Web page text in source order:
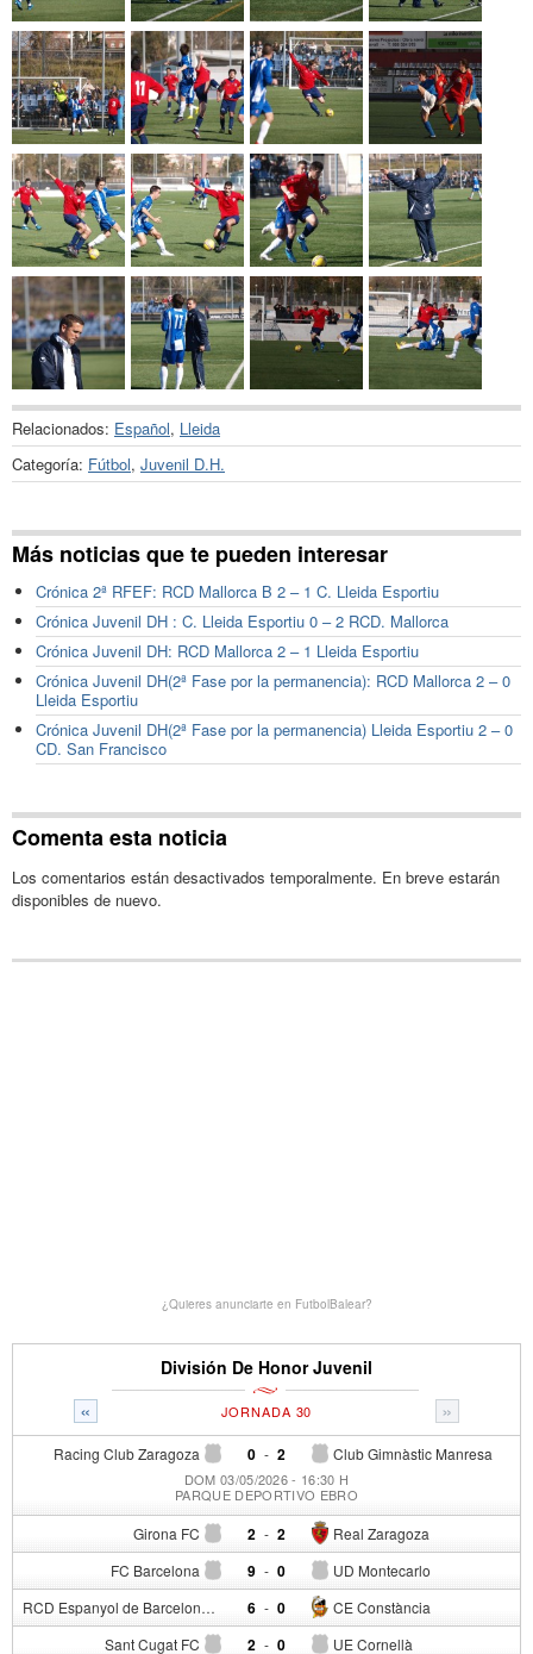
Relacionados: Español, Lleida
Categoría: Fútbol, Juvenil D.H.
Más noticias que te pueden interesar
Crónica 2ª RFEF: RCD Mallorca B 2 – 1 C. Lleida Esportiu
Crónica Juvenil DH : C. Lleida Esportiu 0 – 2 RCD. Mallorca
Crónica Juvenil DH: RCD Mallorca 2 – 1 Lleida Esportiu
Crónica Juvenil DH(2ª Fase por la permanencia): RCD Mallorca 2 – 0
Lleida Esportiu
Crónica Juvenil DH(2ª Fase por la permanencia) Lleida Esportiu 2 – 0
CD. San Francisco
Comenta esta noticia
Los comentarios están desactivados temporalmente. En breve estarán
disponibles de nuevo.
¿Quieres anunciarte en FutbolBalear?
División De Honor Juvenil
« »
JORNADA 30
Racing Club Zaragoza 0 - Club Gimnàstic Manresa
2
DOM 03/05/2026 - 16:30 H
PARQUE DEPORTIVO EBRO
Girona FC 2 - Real Zaragoza
2
FC Barcelona 9 - UD Montecarlo
0
RCD Espanyol de Barcelona 6 - CE Constància
0
Sant Cugat FC 2 - UE Cornellà
0